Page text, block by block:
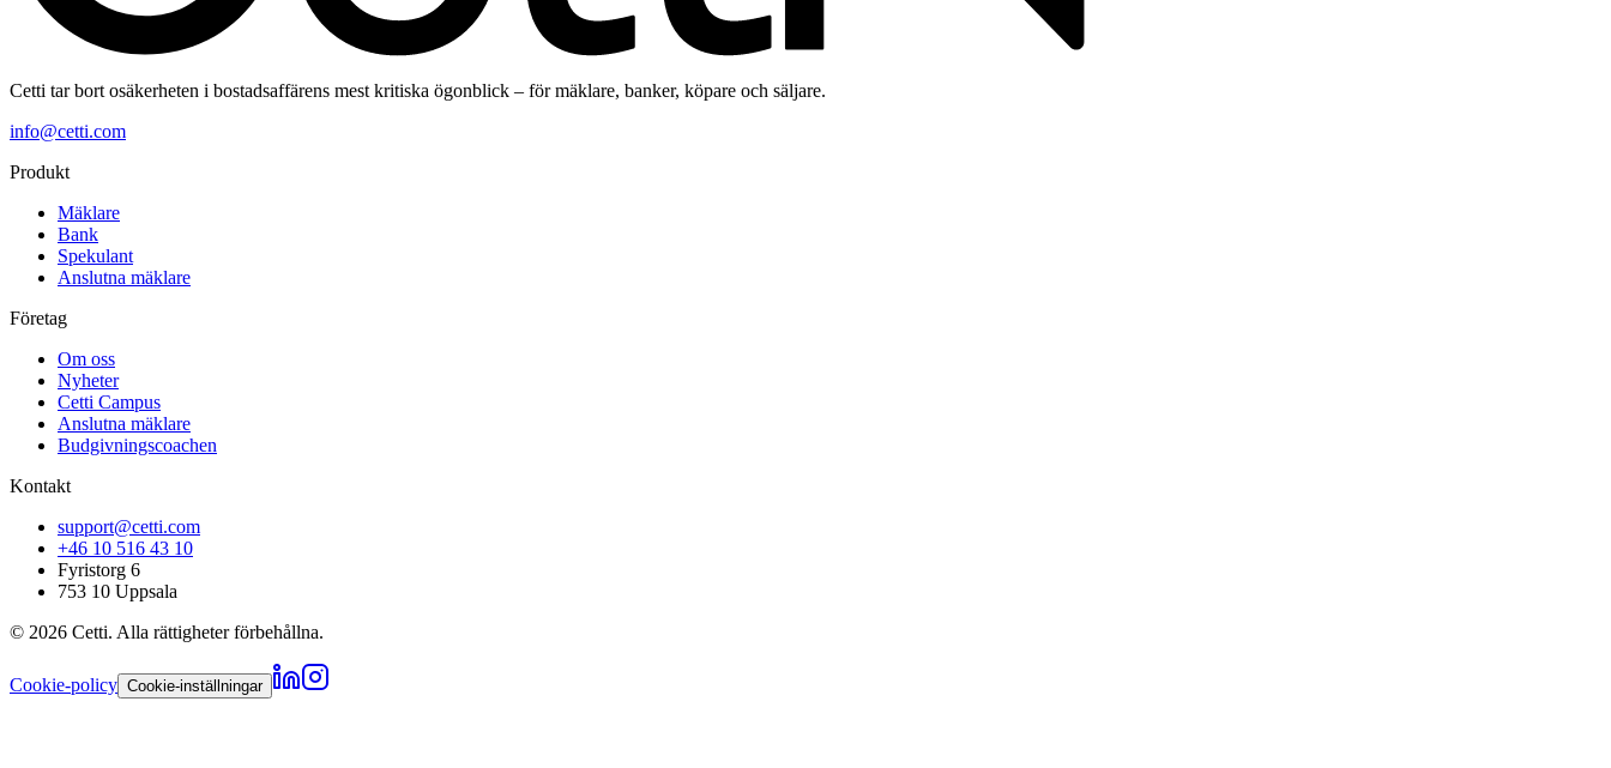
Cetti tar bort osäkerheten i bostadsaffärens mest kritiska ögonblick – för mäklare, banker, köpare och säljare.
info@cetti.com
Produkt
Mäklare
Bank
Spekulant
Anslutna mäklare
Företag
Om oss
Nyheter
Cetti Campus
Anslutna mäklare
Budgivningscoachen
Kontakt
support@cetti.com
+46 10 516 43 10
Fyristorg 6
753 10 Uppsala
© 2026 Cetti. Alla rättigheter förbehållna.
Cookie-policy Cookie-inställningar